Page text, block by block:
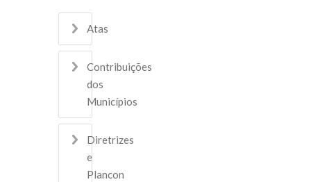
Atas
Contribuições
dos
Municípios
Diretrizes
e
Plancon